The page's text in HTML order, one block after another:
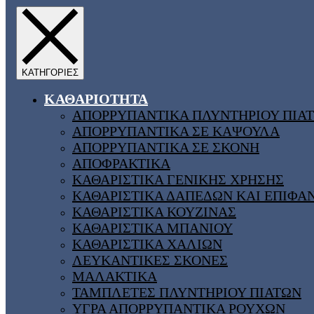
ΚΑΘΑΡΙΟΤΗΤΑ
ΑΠΟΡΡΥΠΑΝΤΙΚΑ ΠΛΥΝΤΗΡΙΟΥ
ΑΠΟΡΡΥΠΑΝΤΙΚΑ ΣΕ ΚΑΨΟΥΛΑ
ΑΠΟΡΡΥΠΑΝΤΙΚΑ ΣΕ ΣΚΟΝΗ
ΑΠΟΦΡΑΚΤΙΚΑ
ΚΑΘΑΡΙΣΤΙΚΑ ΓΕΝΙΚΗΣ ΧΡΗΣΗΣ
ΚΑΘΑΡΙΣΤΙΚΑ ΔΑΠΕΔΩΝ ΚΑΙ
ΚΑΘΑΡΙΣΤΙΚΑ ΚΟΥΖΙΝΑΣ
ΚΑΘΑΡΙΣΤΙΚΑ ΜΠΑΝΙΟΥ
ΚΑΘΑΡΙΣΤΙΚΑ ΧΑΛΙΩΝ
ΛΕΥΚΑΝΤΙΚΕΣ ΣΚΟΝΕΣ
ΜΑΛΑΚΤΙΚΑ
ΤΑΜΠΛΕΤΕΣ ΠΛΥΝΤΗΡΙΟΥ ΠΙΑΤΩΝ
ΥΓΡΑ ΑΠΟΡΡΥΠΑΝΤΙΚΑ ΡΟΥΧΩΝ